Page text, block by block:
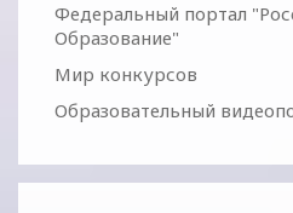
Федеральный портал
Образование"
Мир конкурсов
Образовательный